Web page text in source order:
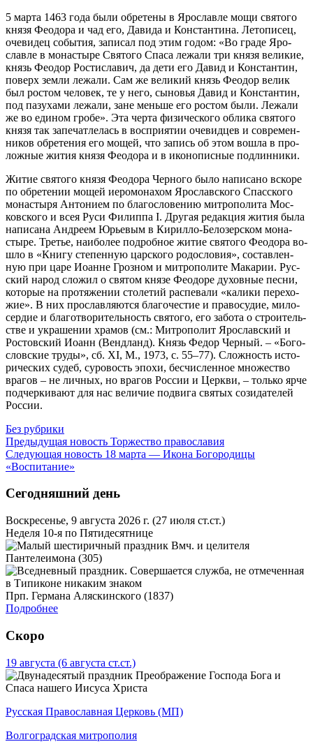
5 мар­та 1463 го­да бы­ли об­ре­те­ны в Яро­слав­ле мо­щи свя­то­го
кня­зя Фе­о­до­ра и чад его, Да­ви­да и Кон­стан­ти­на. Ле­то­пи­сец,
оче­ви­дец со­бы­тия, за­пи­сал под этим го­дом: «Во гра­де Яро­
слав­ле в мо­на­сты­ре Свя­то­го Спа­са ле­жа­ли три кня­зя ве­ли­кие,
князь Фе­о­дор Ро­сти­сла­вич, да де­ти его Да­вид и Кон­стан­тин,
по­верх зем­ли ле­жа­ли. Сам же ве­ли­кий князь Фе­о­дор ве­лик
был ро­стом че­ло­век, те у него, сы­но­вья Да­вид и Кон­стан­тин,
под па­зу­ха­ми ле­жа­ли, зане мень­ше его ро­стом бы­ли. Ле­жа­ли
же во еди­ном гро­бе». Эта чер­та физи­че­ско­го об­ли­ка свя­то­го
кня­зя так за­пе­чат­ле­лась в вос­при­я­тии оче­вид­цев и совре­мен­
ни­ков об­ре­те­ния его мо­щей, что за­пись об этом во­шла в про­
лож­ные жи­тия кня­зя Фе­о­до­ра и в ико­но­пис­ные под­лин­ни­ки.
Жи­тие свя­то­го кня­зя Фе­о­до­ра Чер­но­го бы­ло на­пи­са­но вско­ре
по об­ре­те­нии мо­щей иеро­мо­на­хом Яро­слав­ско­го Спас­ско­го
мо­на­сты­ря Ан­то­ни­ем по бла­го­сло­ве­нию мит­ро­по­ли­та Мос­
ков­ско­го и всея Ру­си Филип­па I. Дру­гая ре­дак­ция жи­тия бы­ла
на­пи­са­на Ан­дре­ем Юрье­вым в Ки­рил­ло-Бе­ло­зер­ском мо­на­
сты­ре. Тре­тье, наи­бо­лее по­дроб­ное жи­тие свя­то­го Фе­о­до­ра во­
шло в «Кни­гу сте­пен­ную цар­ско­го ро­до­сло­вия», со­став­лен­
ную при ца­ре Иоанне Гроз­ном и мит­ро­по­ли­те Ма­ка­рии. Рус­
ский на­род сло­жил о свя­том кня­зе Фе­о­до­ре ду­хов­ные пес­ни,
ко­то­рые на про­тя­же­нии сто­ле­тий рас­пе­ва­ли «ка­ли­ки пе­ре­хо­
жие». В них про­слав­ля­ют­ся бла­го­че­стие и пра­во­су­дие, ми­ло­
сер­дие и бла­го­тво­ри­тель­ность свя­то­го, его за­бо­та о стро­и­тель­
стве и укра­ше­нии хра­мов (см.: Мит­ро­по­лит Яро­слав­ский и
Ро­стов­ский Иоанн (Венд­ланд). Князь Фе­дор Чер­ный. – «Бо­го­
слов­ские тру­ды», сб. XI, М., 1973, с. 55–77). Слож­ность ис­то­
ри­че­ских су­деб, су­ро­вость эпо­хи, бес­чис­лен­ное мно­же­ство
вра­гов – не лич­ных, но вра­гов Рос­сии и Церк­ви, – толь­ко яр­че
под­чер­ки­ва­ют для нас ве­ли­чие по­дви­га свя­тых со­зи­да­те­лей
Рос­сии.
Без рубрики
Предыдущая новость Торжество православия
Следующая новость 18 марта — Икона Богородицы
«Воспитание»
Сегодняшний день
Воскресенье, 9 августа 2026 г. (27 июля ст.ст.)
Неделя 10-я по Пятидесятнице
Вмч. и целителя
Пантелеимона (305)
Прп. Германа Аляскинского (1837)
Подробнее
Скоро
19 августа (6 августа ст.ст.)
Преображение Господа Бога и
Спаса нашего Иисуса Христа
Русская Православная Церковь (МП)
Волгоградская митрополия